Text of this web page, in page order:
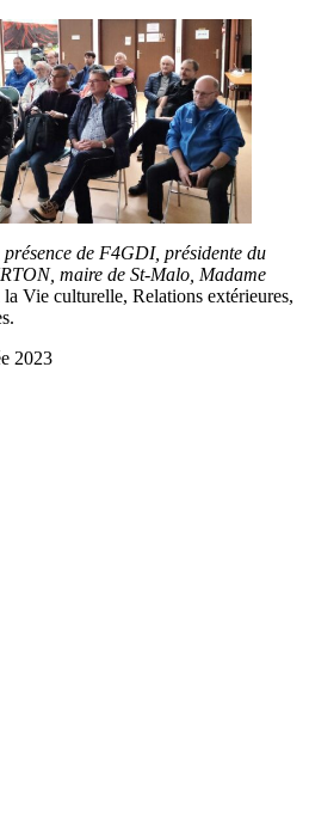
de F4GDI, présidente du
maire de St-Malo, Madame
Vie culturelle, Relations extérieures,
2023